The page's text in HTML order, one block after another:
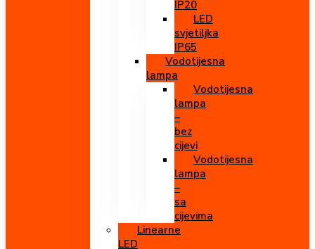
IP20
LED
svjetiljka
IP65
Vodotijesna
lampa
Vodotijesna
lampa
–
bez
cijevi
Vodotijesna
lampa
–
sa
cijevima
Linearne
LED